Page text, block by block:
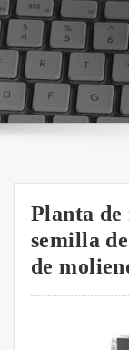
Planta de
semilla
de